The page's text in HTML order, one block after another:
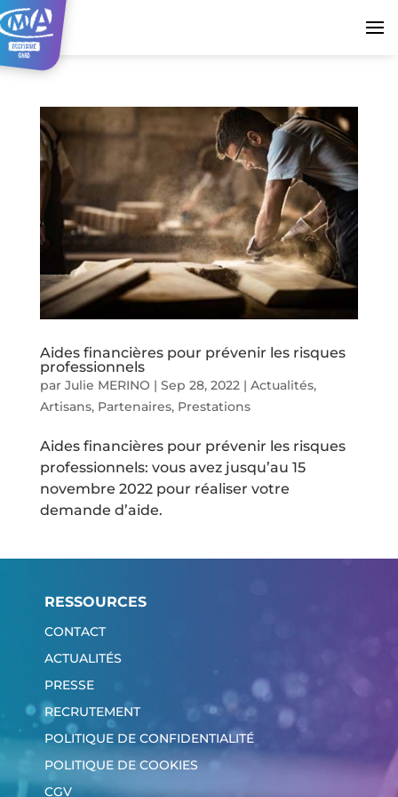
Aides financières pour prévenir les risques
professionnels
par Julie MERINO | Sep 28, 2022| Actualités,
Artisans, Partenaires, Prestations
Aides financières pour prévenir les risques
professionnels: vous avez jusqu’au 15
novembre 2022 pour réaliser votre
demande d’aide.
RESSOURCES
CONTACT
ACTUALITÉS
PRESSE
RECRUTEMENT
POLITIQUE DE CONFIDENTIALITÉ
POLITIQUE DE COOKIES
CGV